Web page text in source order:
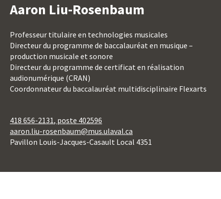
Titre
Aaron Liu-Rosenbaum
Titre
du
poste
Professeur titulaire en technologies musicales
Directeur du programme de baccalauréat en musique –
production musicale et sonore
Directeur du programme de certificat en réalisation
audionumérique (CRAN)
Coordonnateur du baccalauréat multidisciplinaire Flexarts
418 656-2131, poste 402596
aaron.liu-rosenbaum@mus.ulaval.ca
Pavillon Louis-Jacques-Casault Local 4351